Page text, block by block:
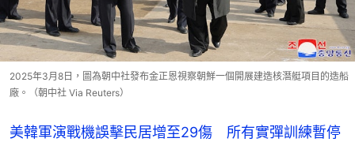
2025年3月8日，圖為朝中社發布金正恩視察朝鮮一個開展建造核潛艇項目的造船
廠。（朝中社 Via Reuters）
美韓軍演戰機誤擊民居增至29傷 所有實彈訓練暫停